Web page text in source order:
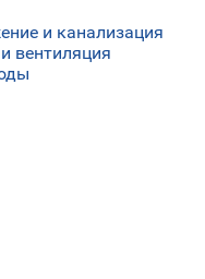
и канализация
вентиляция